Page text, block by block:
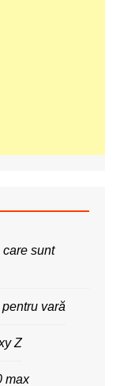
sunt
vară
Z
max